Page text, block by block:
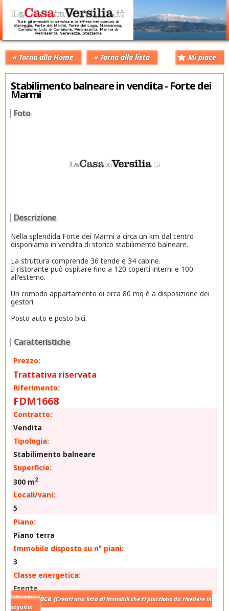
« Torna alla Home « Torna alla lista Mi piace
Stabilimento balneare in vendita - Forte dei
Marmi
Foto
Descrizione
Nella splendida Forte dei Marmi a circa un km dal centro
disponiamo in vendita di storico stabilimento balneare.
La struttura comprende 36 tende e 34 cabine.
Il ristorante può ospitare fino a 120 coperti interni e 100
all'esterno.
Un comodo appartamento di circa 80 mq è a disposizione dei
gestori.
Posto auto e posto bici.
Caratteristiche
Prezzo:
Trattativa riservata
Riferimento:
FDM1668
Contratto:
Vendita
Tipologia:
Stabilimento balneare
Superficie:
300 m2
Locali/vani:
5
Piano:
Piano terra
Immobile disposto su n° piani:
3
Classe energetica:
Esente
Mi piace (Creati una lista di immobili che ti piacciono da rivedere in
seguito)